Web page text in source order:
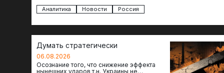
Аналитика Новости Россия
Думать стратегически
06.08.2026
Осознание того, что снижение эффекта
нынешних ударов т.н. Украины не